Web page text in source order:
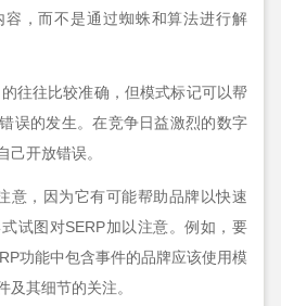
，而不是通过蜘蛛和算法进行解
往往比较准确，但模式标记可以帮
误的发生。在竞争日益激烈的数字
己开放错误。
意，因为它有可能帮助品牌以快速
试图对SERP加以注意。例如，要
功能中包含事件的品牌应该使用模
及其细节的关注。